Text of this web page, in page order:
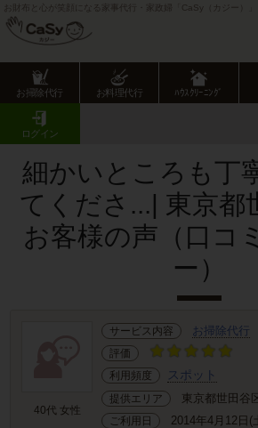
お財布と心が笑顔になる家事代行・家政婦「CaSy（カジー）」
お掃除代行 お料理代行 ﾊｳｽｸﾘｰﾆﾝｸﾞ
ログイン
CaSy TOP
お客様の声･口コミ詳細
細かいところも丁
てくださ...| 東京都
お客様の声（口コ
ー）
40代 女性
サービス内容 お掃除代行
評価
利用頻度
スポット
提供エリア 東京都世田谷
ご利用日 2014年4月12日(